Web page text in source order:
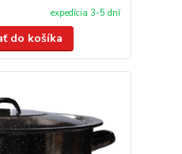
expedícia 3-5 dní
do košíka